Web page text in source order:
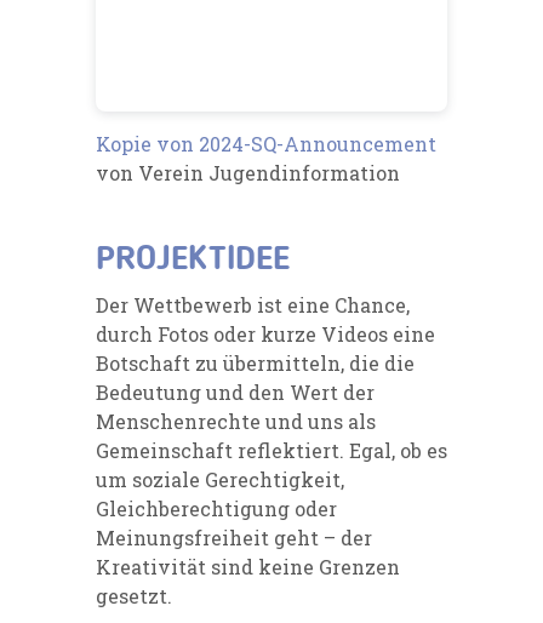
Kopie von 2024-SQ-Announcement
von Verein Jugendinformation
PROJEKTIDEE
Der Wettbewerb ist eine Chance,
durch Fotos oder kurze Videos eine
Botschaft zu übermitteln, die die
Bedeutung und den Wert der
Menschenrechte und uns als
Gemeinschaft reflektiert. Egal, ob es
um soziale Gerechtigkeit,
Gleichberechtigung oder
Meinungsfreiheit geht – der
Kreativität sind keine Grenzen
gesetzt.